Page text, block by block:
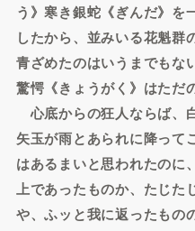
う》寒き銀蛇《ぎんだ》を
したから、並みいる花魁群
青ざめたのはいうまでもな
驚愕《きょうがく》はただ
心底からの狂人ならば、
矢玉が雨とあられに降って
はあるまいと思われたのに
上であったものか、たじた
や、ふッと我に返ったもの